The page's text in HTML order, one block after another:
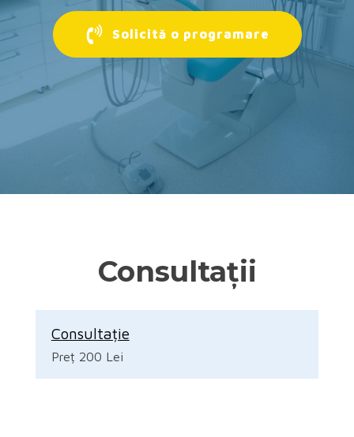
Solicită o programare
Consultații
Consultație
Preț 200 Lei